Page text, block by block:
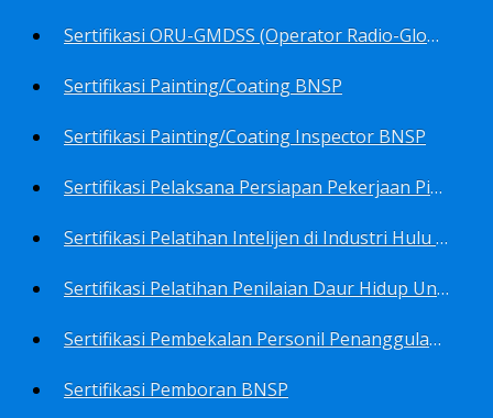
Sertifikasi ORU-GMDSS (Operator Radio-Global Maritime Distress&Safety System) BNSP
Sertifikasi Painting/Coating BNSP
Sertifikasi Painting/Coating Inspector BNSP
Sertifikasi Pelaksana Persiapan Pekerjaan Pims BNSP
Sertifikasi Pelatihan Intelijen di Industri Hulu Minyak dan Gas Bumi BNSP
Sertifikasi Pelatihan Penilaian Daur Hidup Untuk PROPER (Life Cycle Asssment) BNSP
Sertifikasi Pembekalan Personil Penanggulangan Pencemaran Tingkat On-Scene Commander (IMO Level 2) BNSP
Sertifikasi Pemboran BNSP